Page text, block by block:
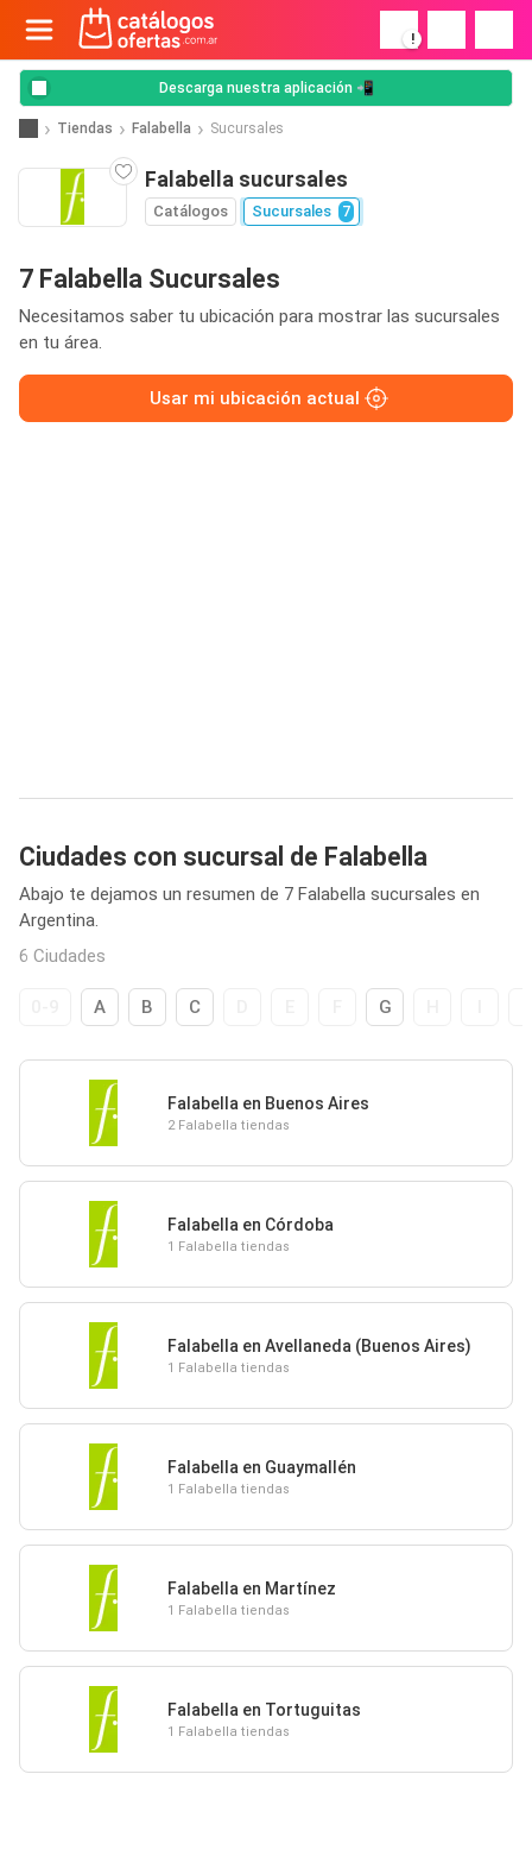
!
Descarga nuestra aplicación 📲
Tiendas Falabella Sucursales
Falabella sucursales
Catálogos Sucursales 7
7 Falabella Sucursales
Necesitamos saber tu ubicación para mostrar las sucursales
en tu área.
Usar mi ubicación actual
Ciudades con sucursal de Falabella
Abajo te dejamos un resumen de 7 Falabella sucursales en
Argentina.
6 Ciudades
A B C G
Falabella en Buenos Aires
2 Falabella tiendas
Falabella en Córdoba
1 Falabella tiendas
Falabella en Avellaneda (Buenos Aires)
1 Falabella tiendas
Falabella en Guaymallén
1 Falabella tiendas
Falabella en Martínez
1 Falabella tiendas
Falabella en Tortuguitas
1 Falabella tiendas